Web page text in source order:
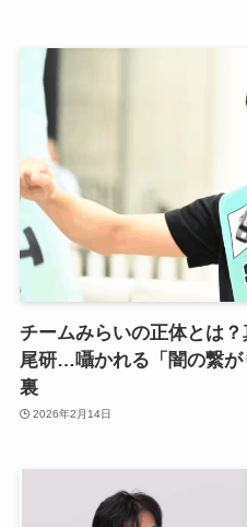
チームみらいの正体とは
尾研…囁かれる「闇の繋
裏
2026年2月14日